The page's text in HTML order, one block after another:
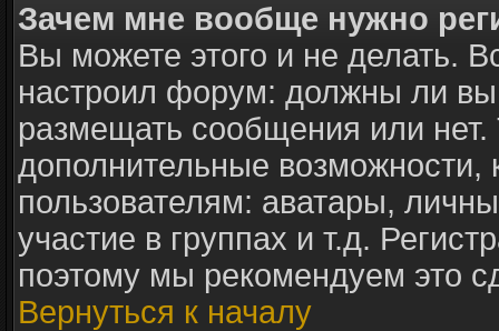
Зачем мне вообще нужно
Вы можете этого и не делать.
настроил форум: должны ли вы
размещать сообщения или
дополнительные
пользователям: аватары,
участие в группах и т.д.
поэтому мы рекомендуем это
Вернуться к началу